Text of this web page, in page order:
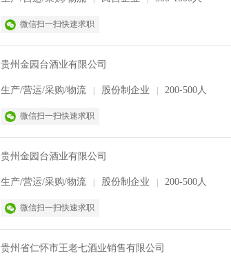
微信扫一扫快速求职
贵州金园台酒业有限公司
生产/营运/采购/物流 股份制企业 200-500人
微信扫一扫快速求职
贵州金园台酒业有限公司
生产/营运/采购/物流 股份制企业 200-500人
微信扫一扫快速求职
贵州省仁怀市王老七酒业销售有限公司